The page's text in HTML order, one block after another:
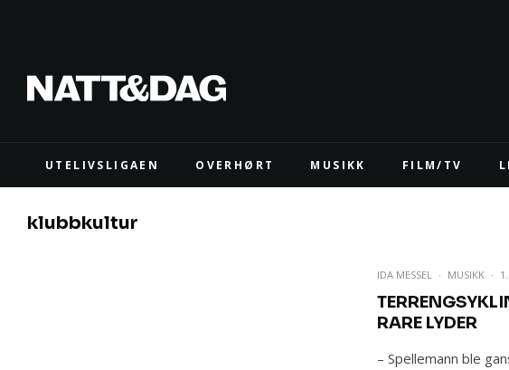
UTELIVSLIGAEN OVERHØRT MUSIKK FILM/TV
klubbkultur
IDA MESSEL · MUSIKK ·
RARE LYDER
– Spellemann ble